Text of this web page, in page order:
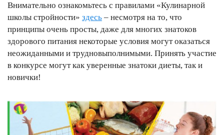
Внимательно ознакомьтесь с правилами «Кулинарной
школы стройности» здесь – несмотря на то, что
принципы очень просты, даже для многих знатоков
здорового питания некоторые условия могут оказаться
неожиданными и трудновыполнимыми. Принять участие
в конкурсе могут как уверенные знатоки диеты, так и
новички!